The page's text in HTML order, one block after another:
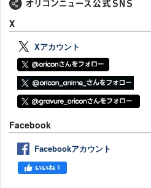
X
Xアカウント
Facebook
Facebookアカウント